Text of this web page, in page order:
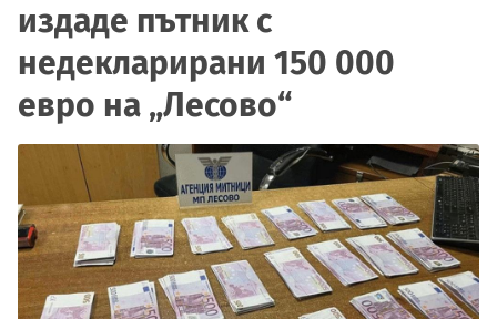
издаде пътник с
недекларирани 150 000
евро на „Лесово“